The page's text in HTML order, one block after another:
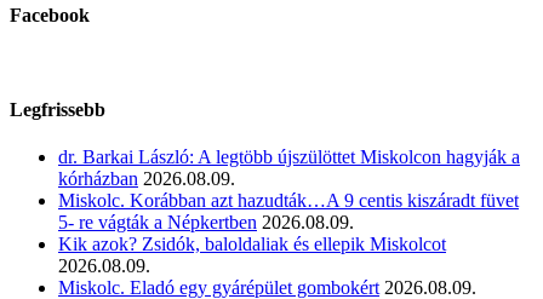
Facebook
Legfrissebb
dr. Barkai László: A legtöbb újszülöttet Miskolcon hagyják a
kórházban 2026.08.09.
Miskolc. Korábban azt hazudták…A 9 centis kiszáradt füvet
5- re vágták a Népkertben 2026.08.09.
Kik azok? Zsidók, baloldaliak és ellepik Miskolcot
2026.08.09.
Miskolc. Eladó egy gyárépület gombokért 2026.08.09.